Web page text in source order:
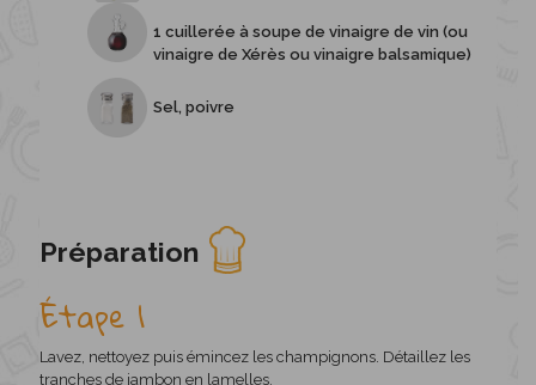
1 cuillerée à soupe de vinaigre de vin (ou
vinaigre de Xérès ou vinaigre balsamique)
Sel, poivre
Préparation
Étape 1
Lavez, nettoyez puis émincez les champignons. Détaillez les
tranches de jambon en lamelles.